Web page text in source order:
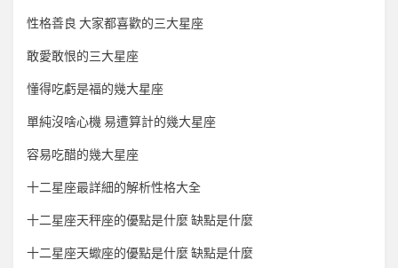
性格善良 大家都喜歡的三大星座
敢愛敢恨的三大星座
懂得吃虧是福的幾大星座
單純沒啥心機 易遭算計的幾大星座
容易吃醋的幾大星座
十二星座最詳細的解析性格大全
十二星座天秤座的優點是什麼 缺點是什麼
十二星座天蠍座的優點是什麼 缺點是什麼